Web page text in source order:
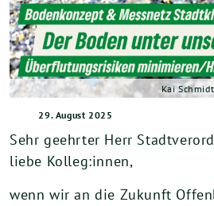
Kai Schmidt
29. August 2025
Sehr geehrter Herr
liebe Kolleg:innen,
wenn wir an die Zukunft